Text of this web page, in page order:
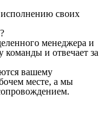
своих
менеджера и
команды и отвечает за
вашему
месте, а мы